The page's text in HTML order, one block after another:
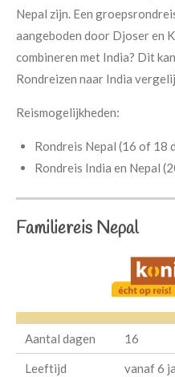
Nepal zijn. Een
aangeboden door Djoser en
combineren met India? Dit
Rondreizen naar India
Reismogelijkheden:
Rondreis Nepal (16 of 18
Rondreis India en Nepal
Familiereis Nepal
Aantal dagen 16
Leeftijd vanaf 6